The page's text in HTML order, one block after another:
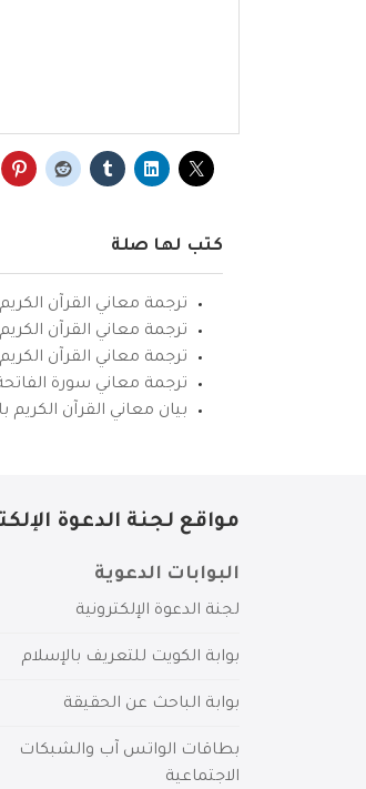
كتب لها صلة
ترجمة معاني القرآن الكريم
ترجمة معاني القرآن
ترجمة معاني القرآن
ترجمة معاني سورة الفاتحة
بيان معاني القرآن الكريم
مواقع لجنة الدعوة
البوابات الدعوية
لجنة الدعوة الإلكترونية
بوابة الكويت للتعريف بالإسلام
بوابة الباحث عن الحقيقة
بطاقات الواتس آب والشبكات
الاجتماعية